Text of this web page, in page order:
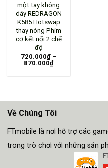
một tay không
dây REDRAGON
K585 Hotswap
thay nóng Phím
cơ kết nối 2 chế
độ
720.000₫–
870.000₫
Về Chúng Tôi
FTmobile là nơi hỗ trợ các
trong trò chơi với những sản